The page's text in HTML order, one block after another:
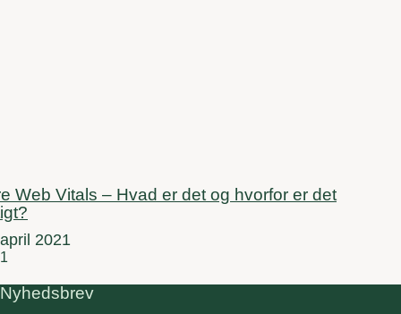
Web Vitals – Hvad er det og hvorfor er det
2021
Nyhedsbrev